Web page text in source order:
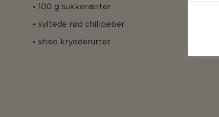
100 g sukkerærter
syltede rød chilipeber
shiso krydderurter